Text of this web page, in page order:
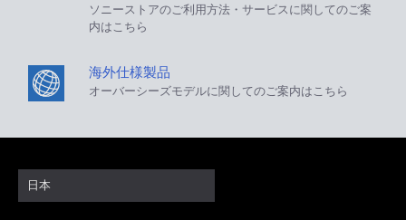
ソニーストアのご利用方法・サービスに関してのご案
内はこちら
海外仕様製品
オーバーシーズモデルに関してのご案内はこちら
日本